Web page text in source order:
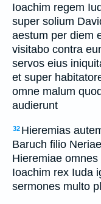
Ioachim regem
super solium
aestum per diem
visitabo contra
servos eius
et super
omne malum
audierunt
32 Hieremias
Baruch filio
Hieremiae
Ioachim rex Iuda
sermones multo